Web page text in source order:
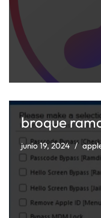
broque
junio 19, 2024